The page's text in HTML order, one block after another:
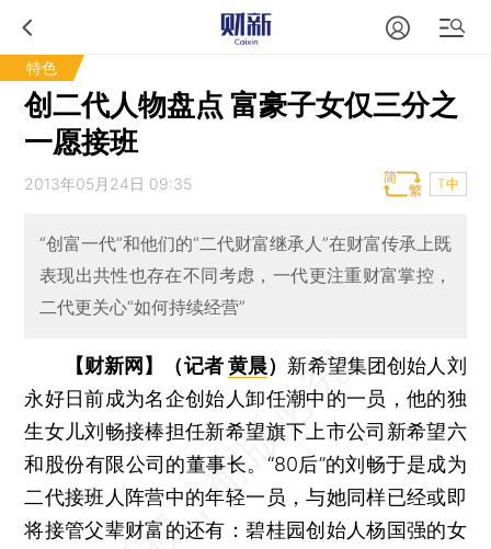
特色
创二代人物盘点 富豪子女仅三分之
一愿接班
2013年05月24日 09:35 T中
“创富一代”和他们的“二代财富继承人”在财富传承上既
表现出共性也存在不同考虑，一代更注重财富掌控，
二代更关心“如何持续经营”
【财新网】（记者黄晨） 新希望集团创始人刘
永好日前成为名企创始人卸任潮中的一员，他的独
生女儿刘畅接棒担任新希望旗下上市公司新希望六
和股份有限公司的董事长。“80后”的刘畅于是成为
二代接班人阵营中的年轻一员，与她同样已经或即
将接管父辈财富的还有：碧桂园创始人杨国强的女